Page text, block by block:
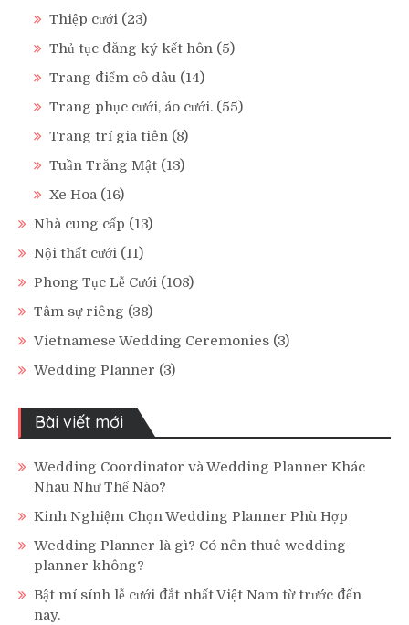
Thiệp cưới (23)
Thủ tục đăng ký kết hôn (5)
Trang điểm cô dâu (14)
Trang phục cưới, áo cưới. (55)
Trang trí gia tiên (8)
Tuần Trăng Mật (13)
Xe Hoa (16)
Nhà cung cấp (13)
Nội thất cưới (11)
Phong Tục Lễ Cưới (108)
Tâm sự riêng (38)
Vietnamese Wedding Ceremonies (3)
Wedding Planner (3)
Bài viết mới
Wedding Coordinator và Wedding Planner Khác
Nhau Như Thế Nào?
Kinh Nghiệm Chọn Wedding Planner Phù Hợp
Wedding Planner là gì? Có nên thuê wedding
planner không?
Bật mí sính lễ cưới đắt nhất Việt Nam từ trước đến
nay.